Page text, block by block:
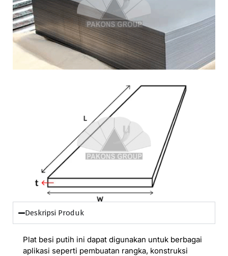
Deskripsi Produk
Plat besi putih ini dapat digunakan untuk berbagai
aplikasi seperti pembuatan rangka, konstruksi